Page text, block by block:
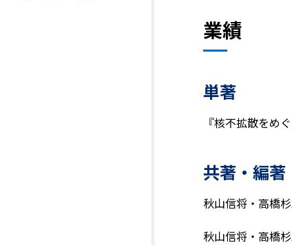
業績
単著
『核不拡散をめ
共著・編著
秋山信将・高橋
秋山信将・高橋